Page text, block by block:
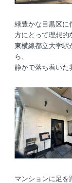
緑豊かな目黒区に
方にとって理想的
東横線都立大学駅
ら、
静かで落ち着いた
マンションに足を